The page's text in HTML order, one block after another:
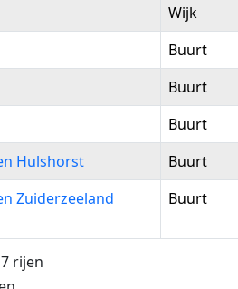
Wijk
Buurt
Buurt
Buurt
Hulshorst
Buurt
Zuiderzeeland
Buurt
rijen